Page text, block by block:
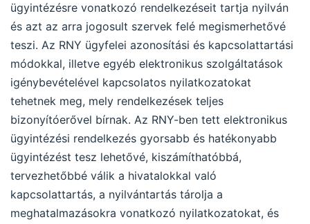
ügyintézésre vonatkozó rendelkezéseit tartja nyilván
és azt az arra jogosult szervek felé megismerhetővé
teszi. Az RNY ügyfelei azonosítási és kapcsolattartási
módokkal, illetve egyéb elektronikus szolgáltatások
igénybevételével kapcsolatos nyilatkozatokat
tehetnek meg, mely rendelkezések teljes
bizonyítóerővel bírnak. Az RNY-ben tett elektronikus
ügyintézési rendelkezés gyorsabb és hatékonyabb
ügyintézést tesz lehetővé, kiszámíthatóbbá,
tervezhetőbbé válik a hivatalokkal való
kapcsolattartás, a nyilvántartás tárolja a
meghatalmazásokra vonatkozó nyilatkozatokat, és